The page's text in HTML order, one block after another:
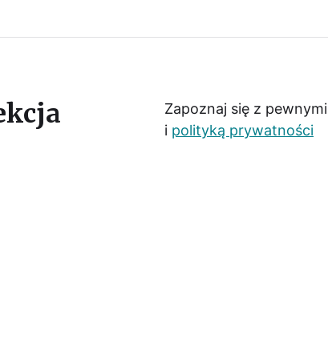
Zapoznaj się z pewnymi
i polityką prywatności